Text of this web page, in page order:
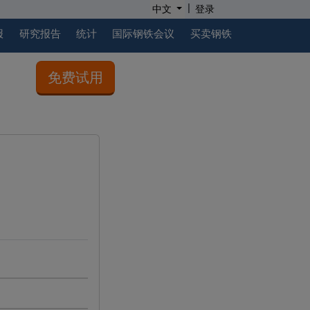
中文 | 登录
研究报告 统计 国际钢铁会议 买卖钢铁
免费试用